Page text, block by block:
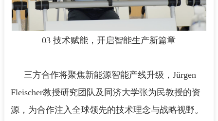
03 技术赋能，开启智能生产新篇章
三方合作将聚焦新能源智能产线升级，Jürgen
Fleischer教授研究团队及同济大学张为民教授的资
源，为合作注入全球领先的技术理念与战略视野。